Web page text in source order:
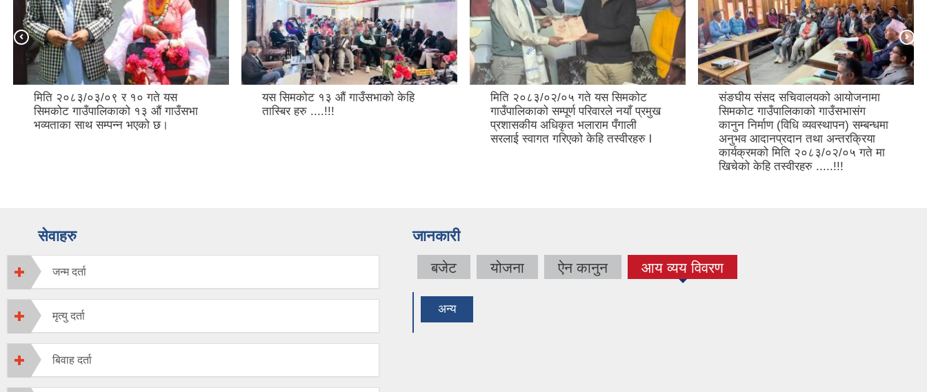
मिति २०८३/०३/०९ र १० गते यस
सिमकोट गाउँपालिकाको १३ औं गाउँसभा
भव्यताका साथ सम्पन्न भएको छ।
यस सिमकोट १३ औं गाउँसभाको केहि
तास्बिर हरु ....!!!
मिति २०८३/०२/०५ गते यस सिमकोट
गाउँपालिकाको सम्पूर्ण परिवारले नयाँ प्रमुख
प्रशासकीय अधिकृत भलाराम पँगाली
सरलाई स्वागत गरिएको केहि तस्वीरहरु l
संङघीय संसद सचिवालयको आयोजनामा
सिमकोट गाउँपालिकाको गाउँसभासंग
कानुन निर्माण (विधि व्यवस्थापन) सम्बन्धमा
अनुभव आदानप्रदान तथा अन्तरक्रिया
कार्यक्रमको मिति २०८३/०२/०५ गते मा
खिचेको केहि तस्वीरहरु .....!!!
सेवाहरु
जन्म दर्ता
मृत्यु दर्ता
बिवाह दर्ता
जानकारी
बजेट योजना ऐन कानुन आय व्यय विवरण
(active tab)
अन्य